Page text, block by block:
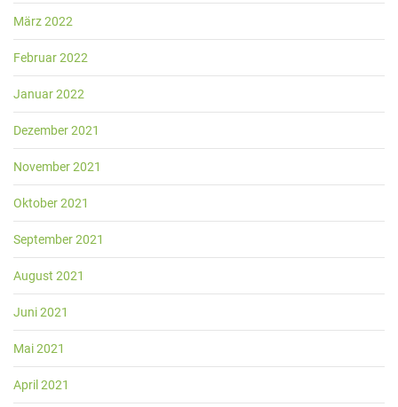
März 2022
Februar 2022
Januar 2022
Dezember 2021
November 2021
Oktober 2021
September 2021
August 2021
Juni 2021
Mai 2021
April 2021